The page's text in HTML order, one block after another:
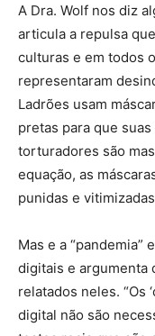
A Dra. Wolf nos diz
articula a repulsa
culturas e em todos
representaram
Ladrões usam
pretas para que
torturadores são
equação, as
punidas e
Mas e a “pandemia”
digitais e argumenta
relatados neles. “Os
digital não são